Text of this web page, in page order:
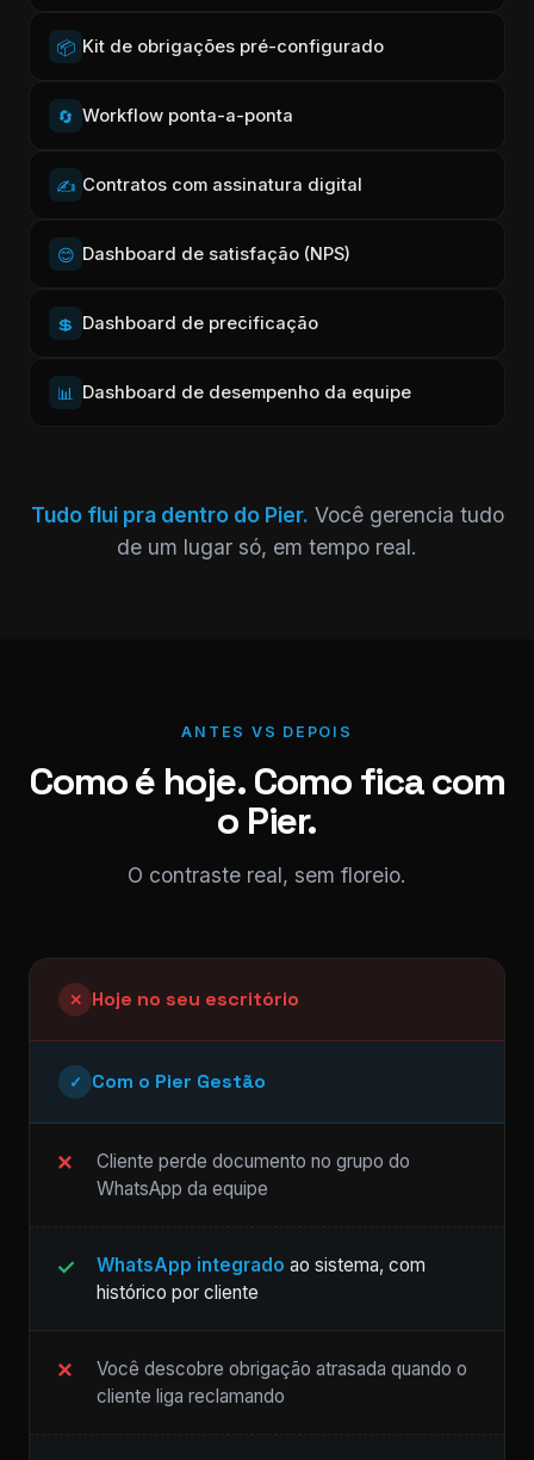
📦 Kit de obrigações pré-configurado
🔄 Workflow ponta-a-ponta
✍️ Contratos com assinatura digital
😊 Dashboard de satisfação (NPS)
💲 Dashboard de precificação
📊 Dashboard de desempenho da equipe
Tudo flui pra dentro do Pier. Você gerencia tudo
de um lugar só, em tempo real.
ANTES VS DEPOIS
Como é hoje. Como fica com
o Pier.
O contraste real, sem floreio.
✕ Hoje no seu escritório
✓ Com o Pier Gestão
Cliente perde documento no grupo do
WhatsApp da equipe
WhatsApp integrado ao sistema, com
histórico por cliente
Você descobre obrigação atrasada quando o
cliente liga reclamando